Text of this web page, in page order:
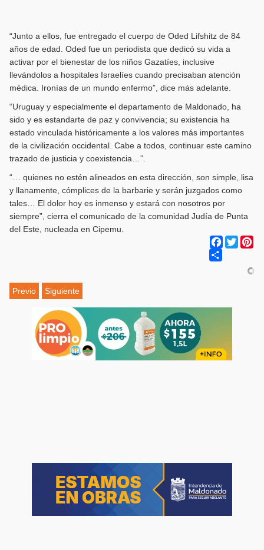
“Junto a ellos, fue entregado el cuerpo de Oded Lifshitz de 84
años de edad. Oded fue un periodista que dedicó su vida a
activar por el bienestar de los niños Gazatíes, inclusive
llevándolos a hospitales Israelíes cuando precisaban atención
médica. Ironías de un mundo enfermo”, dice más adelante.
“Uruguay y especialmente el departamento de Maldonado, ha
sido y es estandarte de paz y convivencia; su existencia ha
estado vinculada históricamente a los valores más importantes
de la civilización occidental. Cabe a todos, continuar este camino
trazado de justicia y coexistencia…”.
“… quienes no estén alineados en esta dirección, son simple, lisa
y llanamente, cómplices de la barbarie y serán juzgados como
tales… El dolor hoy es inmenso y estará con nosotros por
siempre”, cierra el comunicado de la comunidad Judía de Punta
del Este, nucleada en Cipemu.
Facebook
Twitter
Previo Siguiente